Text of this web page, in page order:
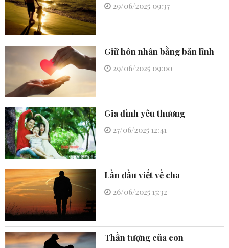
29/06/2025 09:37
Giữ hôn nhân bằng bản lĩnh
29/06/2025 09:00
Gia đình yêu thương
27/06/2025 12:41
Lần đầu viết về cha
26/06/2025 15:32
Thần tượng của con